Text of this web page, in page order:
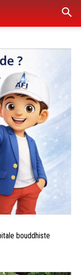
bouddhiste